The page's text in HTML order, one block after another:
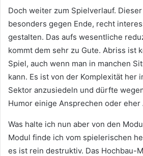
Doch weiter zum Spielverlauf.
besonders gegen Ende, recht
gestalten. Das aufs wesentliche
kommt dem sehr zu Gute. Abriss ist
Spiel, auch wenn man in manchen
kann. Es ist von der Komplexität her
Sektor anzusiedeln und dürfte
Humor einige Ansprechen oder eher
Was halte ich nun aber von den
Modul finde ich vom spielerischen
es ist rein destruktiv. Das Hochbau-